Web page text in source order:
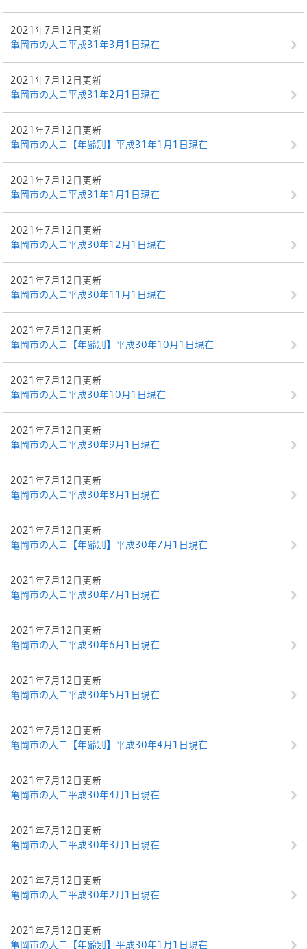
2021年7月12日更新
亀岡市の人口平成31年3月1日現在
2021年7月12日更新
亀岡市の人口平成31年2月1日現在
2021年7月12日更新
亀岡市の人口【年齢別】平成31年1月1日現在
2021年7月12日更新
亀岡市の人口平成31年1月1日現在
2021年7月12日更新
亀岡市の人口平成30年12月1日現在
2021年7月12日更新
亀岡市の人口平成30年11月1日現在
2021年7月12日更新
亀岡市の人口【年齢別】平成30年10月1日現在
2021年7月12日更新
亀岡市の人口平成30年10月1日現在
2021年7月12日更新
亀岡市の人口平成30年9月1日現在
2021年7月12日更新
亀岡市の人口平成30年8月1日現在
2021年7月12日更新
亀岡市の人口【年齢別】平成30年7月1日現在
2021年7月12日更新
亀岡市の人口平成30年7月1日現在
2021年7月12日更新
亀岡市の人口平成30年6月1日現在
2021年7月12日更新
亀岡市の人口平成30年5月1日現在
2021年7月12日更新
亀岡市の人口【年齢別】平成30年4月1日現在
2021年7月12日更新
亀岡市の人口平成30年4月1日現在
2021年7月12日更新
亀岡市の人口平成30年3月1日現在
2021年7月12日更新
亀岡市の人口平成30年2月1日現在
2021年7月12日更新
亀岡市の人口【年齢別】平成30年1月1日現在